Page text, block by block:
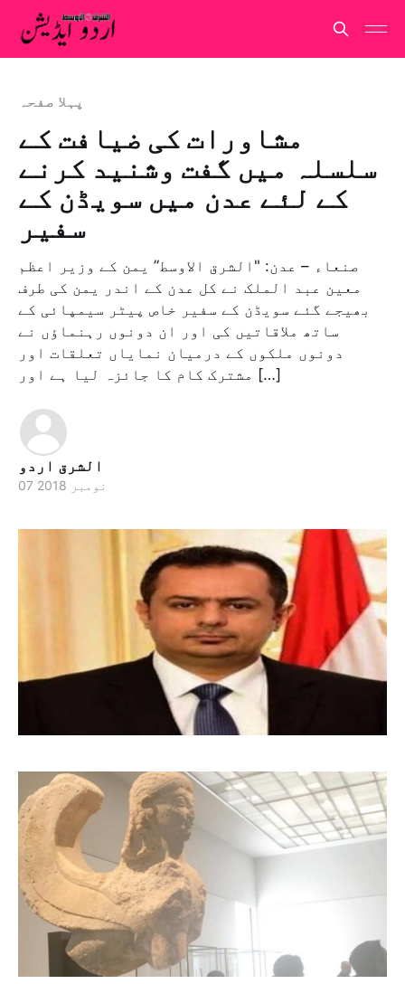
پہلا صفحہ
مشاورات کی ضیافت کے
سلسلہ میں گفت وشنید کرنے
کے لئے عدن میں سویڈن کے
سفیر
صنعاء – عدن: "الشرق الاوسط” یمن کے وزیر اعظم
معین عبد الملک نے کل عدن کے اندر یمن کی طرف
بھیجے گئے سویڈن کے سفیر خاص پیٹر سیمپائی کے
ساتھ ملاقاتیں کی اور ان دونوں رہنماؤں نے
دونوں ملکوں کے درمیان نمایاں تعلقات اور
مشترک کام کا جائزہ لیا ہے اور […]
الشرق اردو
07 نومبر 2018